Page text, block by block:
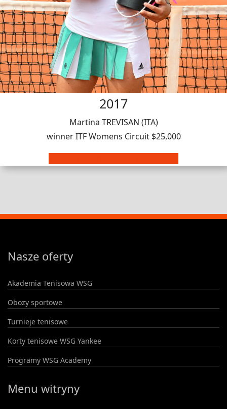
2017
Martina TREVISAN (ITA)
winner ITF Womens Circuit $25,000
Nasze oferty
Akademia Tenisowa WSG
Obozy sportowe
Turnieje tenisowe
Korty tenisowe WSG Yankee
Programy WSG Academy
Menu witryny